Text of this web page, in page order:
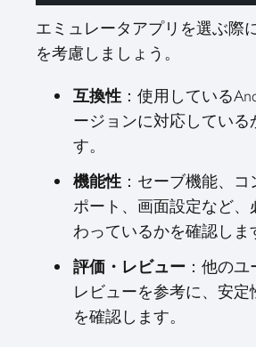
エミュレータアプリを選ぶ際
を考慮しましょう。
互換性：使用している
ージョンに対応している
す。
機能性：セーブ機能、コ
ポート、画面設定など
わっているかを確認しま
評価・レビュー ：他の
レビューを参考に、安定
を確認します。